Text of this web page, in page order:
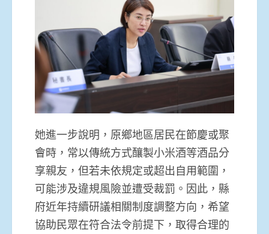
她進一步說明，原鄉地區居民在節慶或聚
會時，常以傳統方式釀製小米酒等酒品分
享親友，但若未依規定或超出自用範圍，
可能涉及違規風險並遭受裁罰。因此，縣
府近年持續研議相關制度調整方向，希望
協助民眾在符合法令前提下，取得合理的